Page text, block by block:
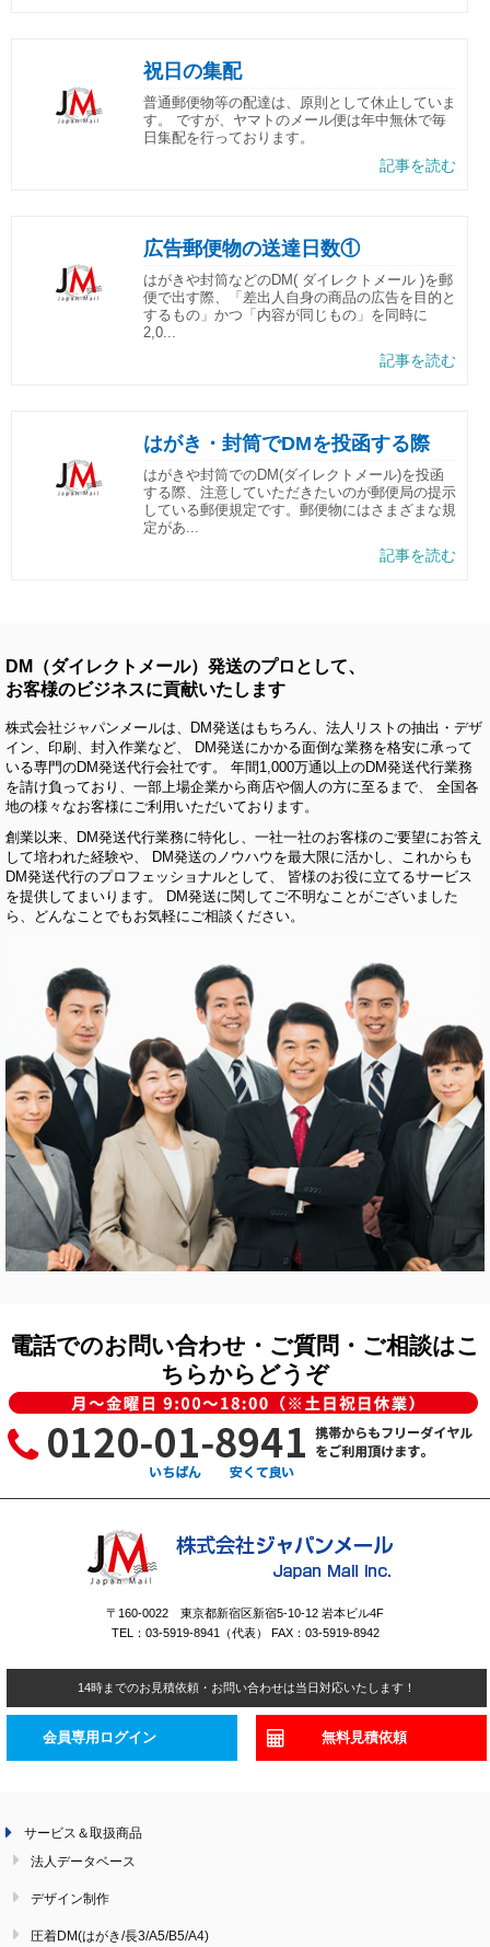
祝日の集配
普通郵便物等の配達は、原則として休止していま
す。 ですが、ヤマトのメール便は年中無休で毎
日集配を行っております。
記事を読む
広告郵便物の送達日数①
はがきや封筒などのDM( ダイレクトメール )を郵
便で出す際、「差出人自身の商品の広告を目的と
するもの」かつ「内容が同じもの」を同時に
2,0...
記事を読む
はがき・封筒でDMを投函する際
はがきや封筒でのDM(ダイレクトメール)を投函
する際、注意していただきたいのが郵便局の提示
している郵便規定です。郵便物にはさまざまな規
定があ...
記事を読む
DM（ダイレクトメール）発送のプロとして、
お客様のビジネスに貢献いたします
株式会社ジャパンメールは、DM発送はもちろん、法人リストの抽出・デザ
イン、印刷、封入作業など、 DM発送にかかる面倒な業務を格安に承って
いる専門のDM発送代行会社です。 年間1,000万通以上のDM発送代行業務
を請け負っており、一部上場企業から商店や個人の方に至るまで、 全国各
地の様々なお客様にご利用いただいております。
創業以来、DM発送代行業務に特化し、一社一社のお客様のご要望にお答え
して培われた経験や、 DM発送のノウハウを最大限に活かし、これからも
DM発送代行のプロフェッショナルとして、 皆様のお役に立てるサービス
を提供してまいります。 DM発送に関してご不明なことがございました
ら、どんなことでもお気軽にご相談ください。
電話でのお問い合わせ・ご質問・ご相談はこ
ちらからどうぞ
〒160-0022 東京都新宿区新宿5-10-12 岩本ビル4F
TEL：03-5919-8941（代表） FAX：03-5919-8942
14時までのお見積依頼・お問い合わせは当日対応いたします！
会員専用ログイン 無料見積依頼
サービス＆取扱商品
法人データベース
デザイン制作
圧着DM(はがき/長3/A5/B5/A4)